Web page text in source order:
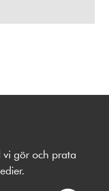
gör och prata